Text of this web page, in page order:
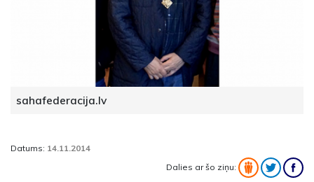
sahafederacija.lv
Datums: 14.11.2014
Dalies ar šo ziņu: